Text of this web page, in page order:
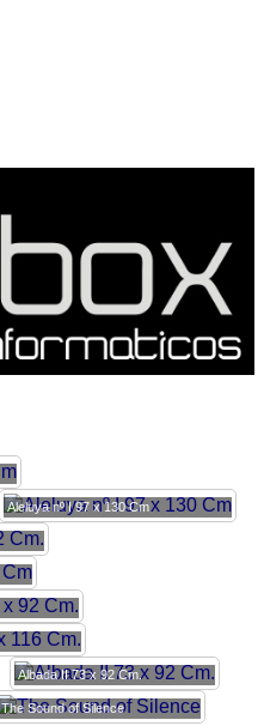
Aleluya nº I 97 x 130 Cm
Albada II 73 x 92 Cm.
The Sound of Silence